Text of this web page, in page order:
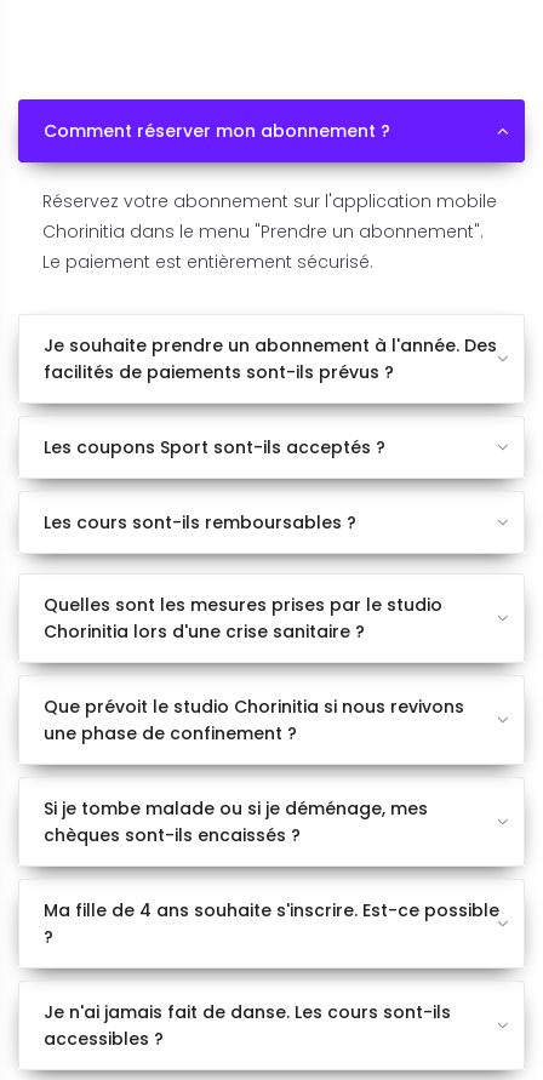
Comment réserver mon abonnement ?
Réservez votre abonnement sur l'application mobile
Chorinitia dans le menu "Prendre un abonnement".
Le paiement est entièrement sécurisé.
Je souhaite prendre un abonnement à l'année. Des
facilités de paiements sont-ils prévus ?
Les coupons Sport sont-ils acceptés ?
Les cours sont-ils remboursables ?
Quelles sont les mesures prises par le studio
Chorinitia lors d'une crise sanitaire ?
Que prévoit le studio Chorinitia si nous revivons
une phase de confinement ?
Si je tombe malade ou si je déménage, mes
chèques sont-ils encaissés ?
Ma fille de 4 ans souhaite s'inscrire. Est-ce possible
?
Je n'ai jamais fait de danse. Les cours sont-ils
accessibles ?